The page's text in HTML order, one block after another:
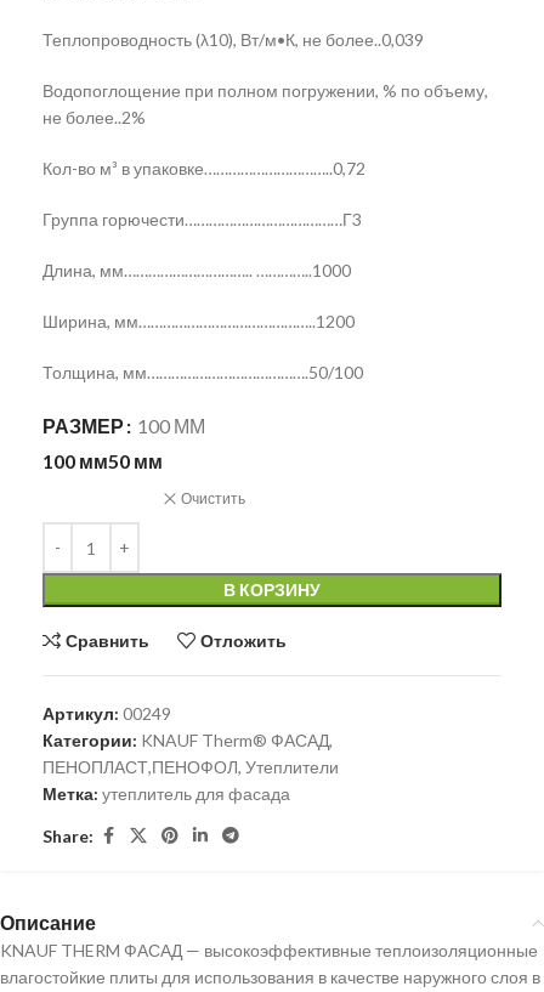
Теплопроводность (λ10), Вт/м•К, не более..0,039
Водопоглощение при полном погружении, % по объему,
не более..2%
Кол-во м³ в упаковке…………………………..0,72
Группа горючести…………………………………Г3
Длина, мм………………………….. …………..1000
Ширина, мм……………………………………..1200
Толщина, мм………………………………….50/100
РАЗМЕР
100 ММ
100 мм50 мм
Очистить
В КОРЗИНУ
Сравнить Отложить
Артикул: 00249
Категории: KNAUF Therm® ФАСАД,
ПЕНОПЛАСТ,ПЕНОФОЛ, Утеплители
Метка: утеплитель для фасада
Share:
Описание
KNAUF THERM ФАСАД — высокоэффективные теплоизоляционные
влагостойкие плиты для использования в качестве наружного слоя в